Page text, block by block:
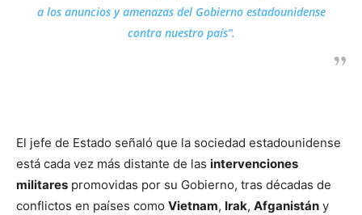
a los anuncios y amenazas del Gobierno estadounidense
contra nuestro país”.
El jefe de Estado señaló que la sociedad estadounidense
está cada vez más distante de las intervenciones
militares promovidas por su Gobierno, tras décadas de
conflictos en países como Vietnam, Irak, Afganistán y